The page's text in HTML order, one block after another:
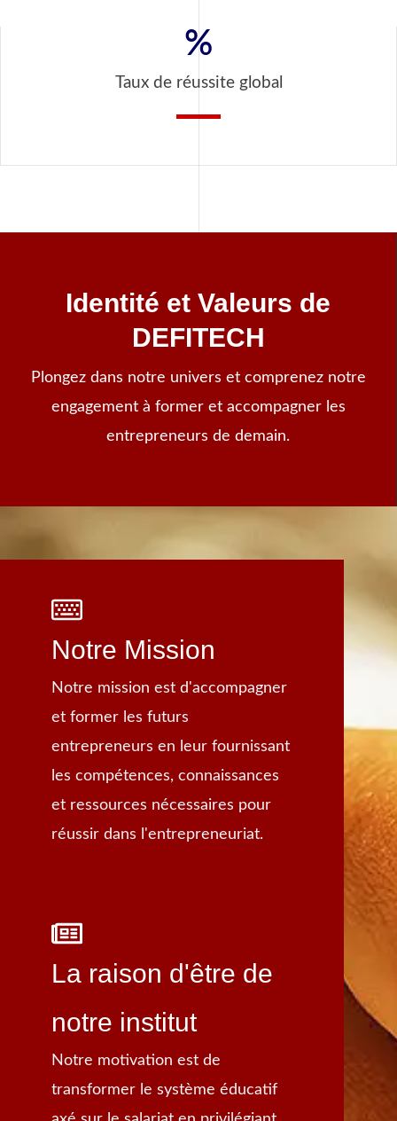
Taux de réussite global
%
Identité et Valeurs de
DEFITECH
Plongez dans notre univers et comprenez notre
engagement à former et accompagner les
entrepreneurs de demain.
Notre Mission
Notre mission est d'accompagner
et former les futurs
entrepreneurs en leur fournissant
les compétences, connaissances
et ressources nécessaires pour
réussir dans l'entrepreneuriat.
La raison d'être de
notre institut
Notre motivation est de
transformer le système éducatif